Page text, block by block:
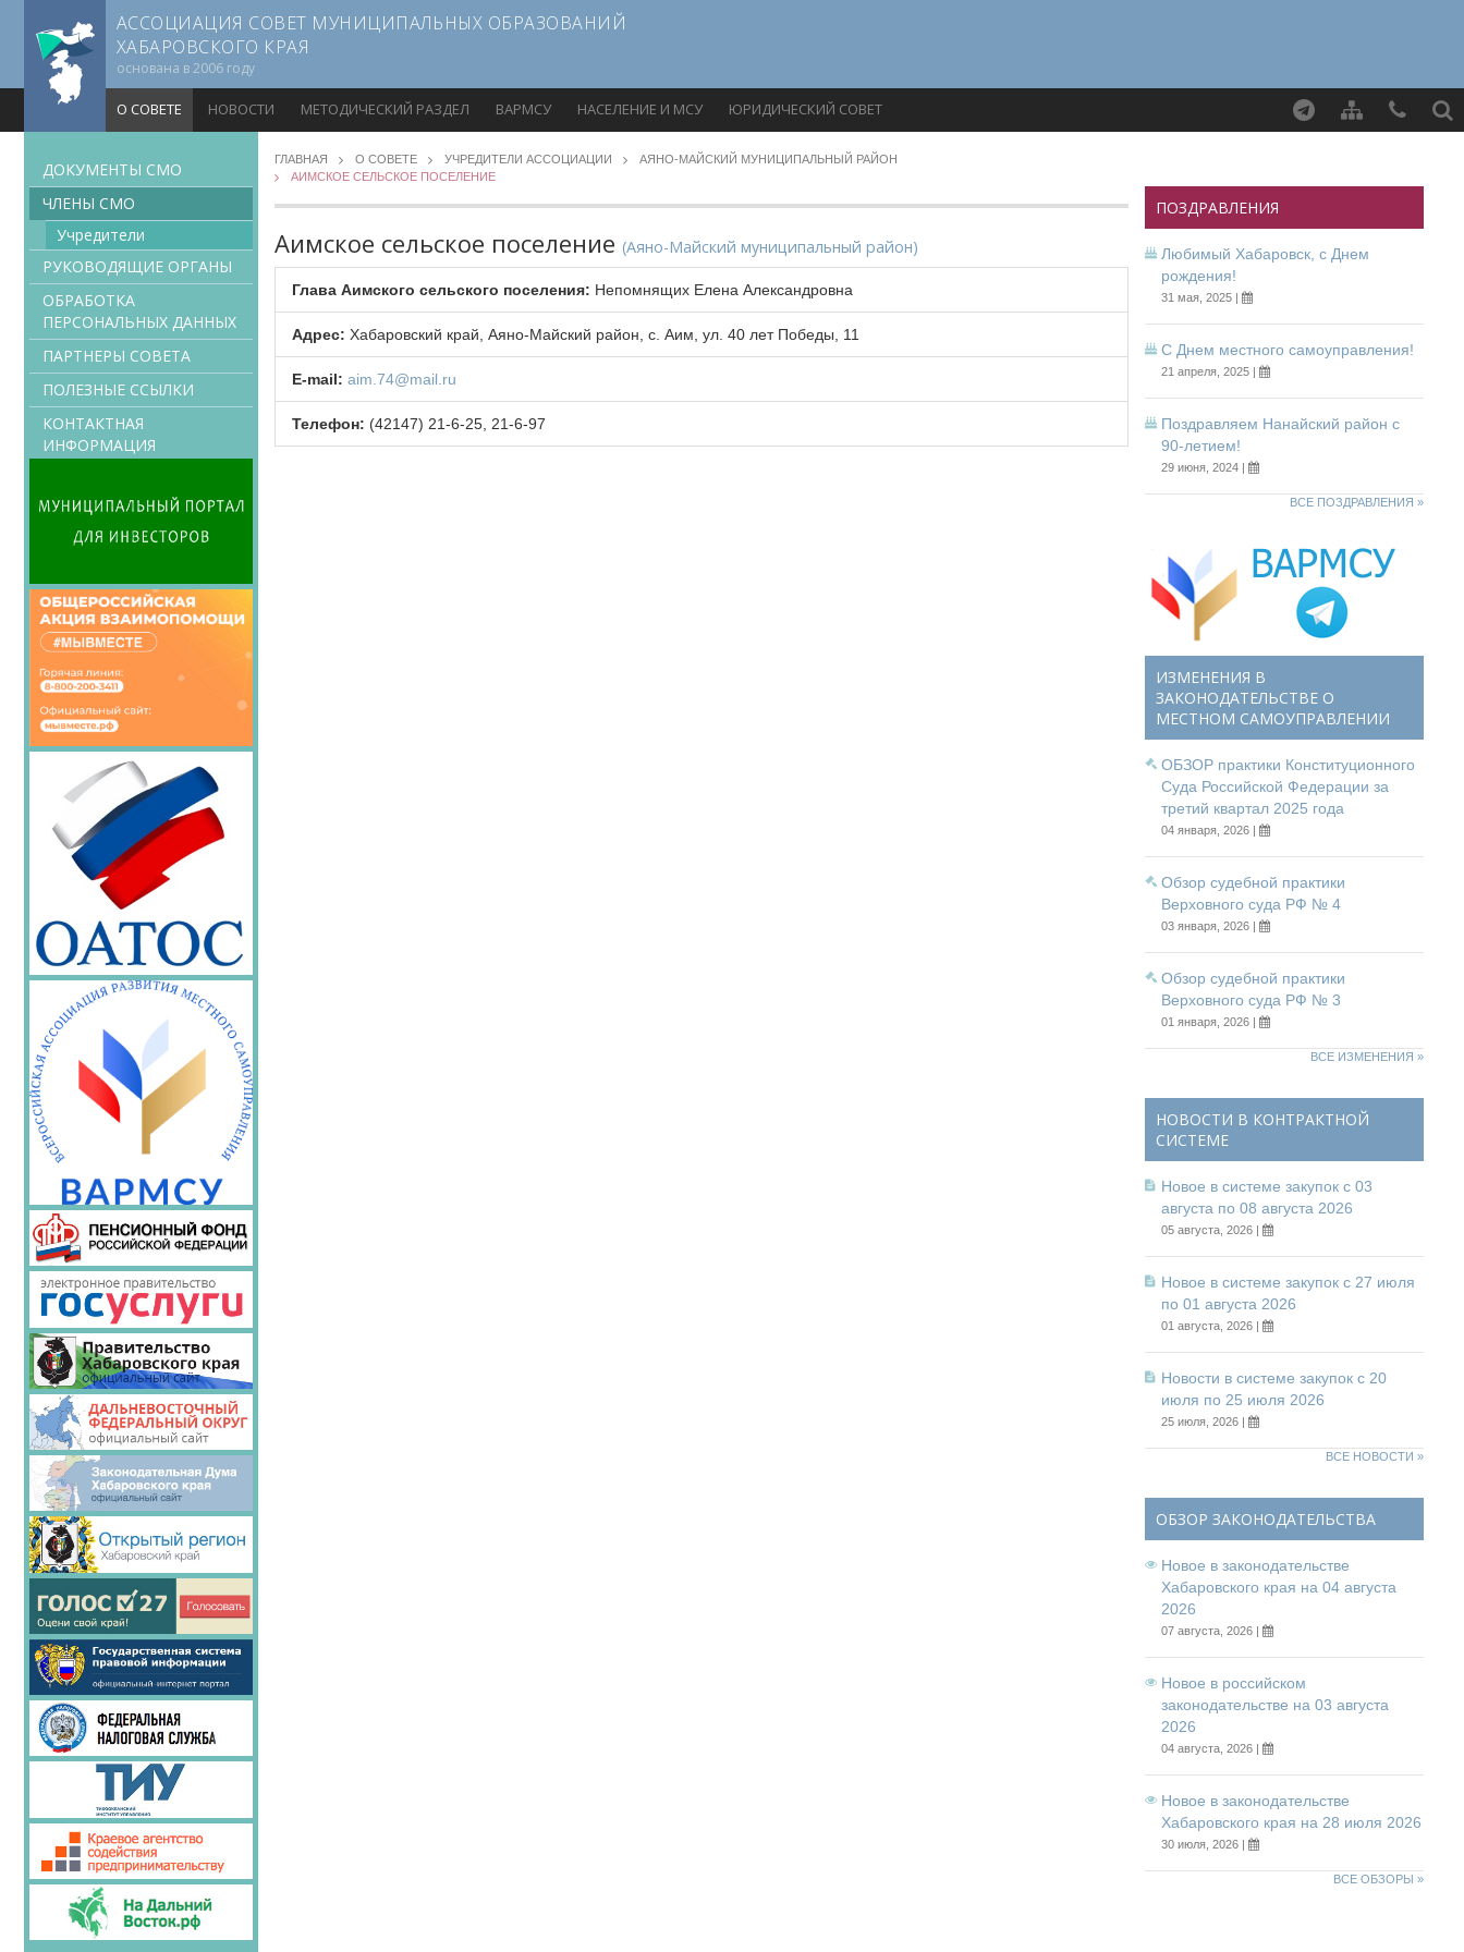
АССОЦИАЦИЯ СОВЕТ МУНИЦИПАЛЬНЫХ ОБРАЗОВАНИЙ
ХАБАРОВСКОГО КРАЯ
основана в 2006 году
О СОВЕТЕ НОВОСТИ МЕТОДИЧЕСКИЙ РАЗДЕЛ ВАРМСУ НАСЕЛЕНИЕ И МСУ ЮРИДИЧЕСКИЙ СОВЕТ
ДОКУМЕНТЫ CMO
ЧЛЕНЫ СМО
Учредители
РУКОВОДЯЩИЕ ОРГАНЫ
ОБРАБОТКА
ПЕРСОНАЛЬНЫХ ДАННЫХ
ПАРТНЕРЫ СОВЕТА
ПОЛЕЗНЫЕ ССЫЛКИ
КОНТАКТНАЯ
ИНФОРМАЦИЯ
ГЛАВНАЯ О СОВЕТЕ УЧРЕДИТЕЛИ АССОЦИАЦИИ
АЯНО-МАЙСКИЙ МУНИЦИПАЛЬНЫЙ РАЙОН
АИМСКОЕ СЕЛЬСКОЕ ПОСЕЛЕНИЕ
Аимское сельское поселение (Аяно-Майский муниципальный район)
Глава Аимского сельского поселения: Непомнящих Елена Александровна
Адрес: Хабаровский край, Аяно-Майский район, с. Аим, ул. 40 лет Победы, 11
E-mail: aim.74@mail.ru
Телефон: (42147) 21-6-25, 21-6-97
ПОЗДРАВЛЕНИЯ
Любимый Хабаровск, с Днем
рождения!
31 мая, 2025 |
С Днем местного самоуправления!
21 апреля, 2025 |
Поздравляем Нанайский район с
90-летием!
29 июня, 2024 |
ВСЕ ПОЗДРАВЛЕНИЯ »
ИЗМЕНЕНИЯ В
ЗАКОНОДАТЕЛЬСТВЕ О
МЕСТНОМ САМОУПРАВЛЕНИИ
ОБЗОР практики Конституционного
Суда Российской Федерации за
третий квартал 2025 года
04 января, 2026 |
Обзор судебной практики
Верховного суда РФ № 4
03 января, 2026 |
Обзор судебной практики
Верховного суда РФ № 3
01 января, 2026 |
ВСЕ ИЗМЕНЕНИЯ »
НОВОСТИ В КОНТРАКТНОЙ
СИСТЕМЕ
Новое в системе закупок с 03
августа по 08 августа 2026
05 августа, 2026 |
Новое в системе закупок с 27 июля
по 01 августа 2026
01 августа, 2026 |
Новости в системе закупок с 20
июля по 25 июля 2026
25 июля, 2026 |
ВСЕ НОВОСТИ »
ОБЗОР ЗАКОНОДАТЕЛЬСТВА
Новое в законодательстве
Хабаровского края на 04 августа
2026
07 августа, 2026 |
Новое в российском
законодательстве на 03 августа
2026
04 августа, 2026 |
Новое в законодательстве
Хабаровского края на 28 июля 2026
30 июля, 2026 |
ВСЕ ОБЗОРЫ »